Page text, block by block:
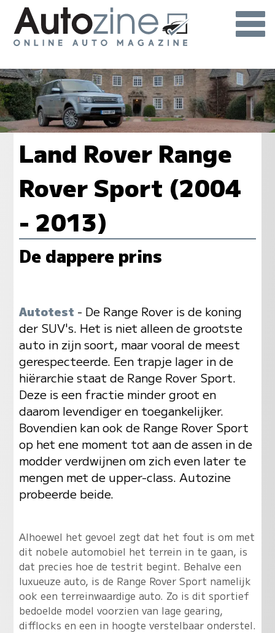
Land Rover Range
Rover Sport (2004
- 2013)
De dappere prins
Autotest - De Range Rover is de koning
der SUV's. Het is niet alleen de grootste
auto in zijn soort, maar vooral de meest
gerespecteerde. Een trapje lager in de
hiërarchie staat de Range Rover Sport.
Deze is een fractie minder groot en
daarom levendiger en toegankelijker.
Bovendien kan ook de Range Rover Sport
op het ene moment tot aan de assen in de
modder verdwijnen om zich even later te
mengen met de upper-class. Autozine
probeerde beide.
Alhoewel het gevoel zegt dat het fout is om met
dit nobele automobiel het terrein in te gaan, is
dat precies hoe de testrit begint. Behalve een
luxueuze auto, is de Range Rover Sport namelijk
ook een terreinwaardige auto. Zo is dit sportief
bedoelde model voorzien van lage gearing,
difflocks en een in hoogte verstelbaar onderstel.